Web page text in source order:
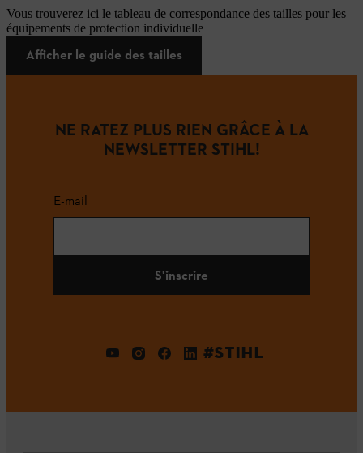
Vous trouverez ici le tableau de correspondance des tailles pour les
équipements de protection individuelle
Afficher le guide des tailles
NE RATEZ PLUS RIEN GRÂCE À LA
NEWSLETTER STIHL!
E-mail
S'inscrire
#STIHL